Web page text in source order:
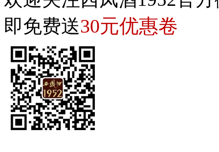
即免费送30元优惠卷